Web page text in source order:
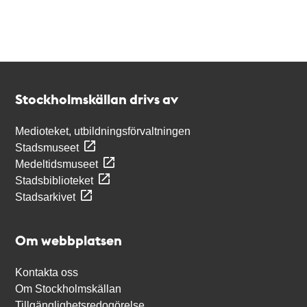
Stockholmskällan drivs av
Medioteket, utbildningsförvaltningen
Stadsmuseet
Medeltidsmuseet
Stadsbiblioteket
Stadsarkivet
Om webbplatsen
Kontakta oss
Om Stockholmskällan